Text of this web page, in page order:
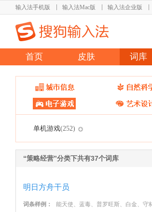
输入法手机版 输入法Mac版 输入法企业版
首页 皮肤 词库
单机游戏(252)
“策略经营”分类下共有37个词库
明日方舟干员
词条样例：
能天使、蓝毒、普罗旺斯、白金、守